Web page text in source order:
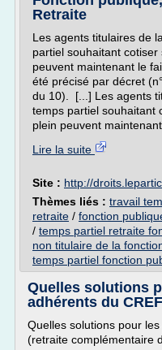
Retraite
Les agents titulaires de
partiel souhaitant
peuvent maintenant le
été précisé par décret
du 10). [...] Les agents
temps partiel souhaitant
plein peuvent maintenant
Lire la suite
Site : http://
Thèmes liés : travail
retraite / fonction
/ temps partiel retraite
non titulaire de la
temps partiel fonction
Quelles solutions
adhérents du
Quelles solutions pour
(retraite complémentaire